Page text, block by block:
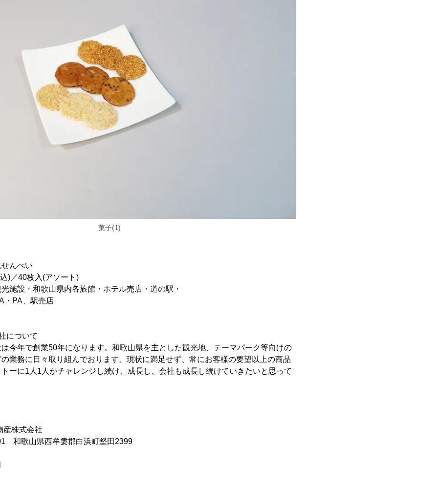
菓子(1)
んべい
)／40枚入(アソート)
施設・和歌山県内各旅館・ホテル売店・道の駅・
、駅売店
について
今年で創業50年になります。和歌山県を主とした観光地、テーマパーク等向けの
業務に日々取り組んでおります。現状に満足せず、常にお客様の要望以上の商品
ーに1人1人がチャレンジし続け、成長し、会社も成長し続けていきたいと思って
株式会社
和歌山県西牟婁郡白浜町堅田2399